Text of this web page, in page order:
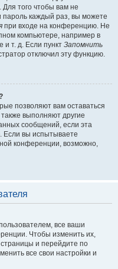
Для того чтобы вам не
пароль каждый раз, вы можете
при входе на конференцию. Не
компьютере, например в
и т. д. Если пункт Запомнить
отключил эту функцию.
позволяют вам оставаться
выполняют другие
сообщений, если эта
Если вы испытываете
конференции, возможно,
все ваши
Чтобы изменить их,
и перейдите по
все свои настройки и